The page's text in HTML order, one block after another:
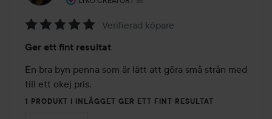
5
av
5
Verifierad köpare
Ger ett fint resultat
En bra byn penna som är lätt att göra små strån med
till ett okej pris.
1 PRODUKT I INLÄGGET GER ETT FINT RESULTAT